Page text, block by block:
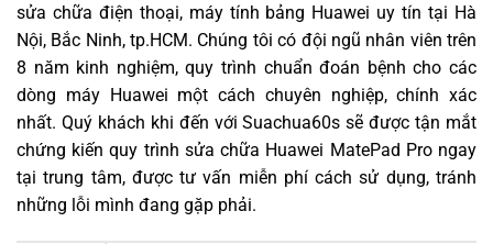
sửa chữa điện thoại, máy tính bảng Huawei uy tín tại Hà
Nội, Bắc Ninh, tp.HCM. Chúng tôi có đội ngũ nhân viên trên
8 năm kinh nghiệm, quy trình chuẩn đoán bệnh cho các
dòng máy Huawei một cách chuyên nghiệp, chính xác
nhất. Quý khách khi đến với Suachua60s sẽ được tận mắt
chứng kiến quy trình sửa chữa Huawei MatePad Pro ngay
tại trung tâm, được tư vấn miễn phí cách sử dụng, tránh
những lỗi mình đang gặp phải.